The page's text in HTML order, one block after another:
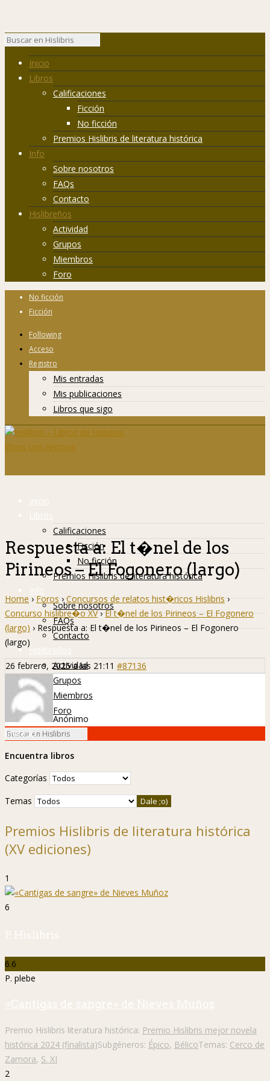
Inicio
Libros
Calificaciones
Ficción
No ficción
Premios Hislibris de literatura histórica
Info
Sobre nosotros
FAQs
Contacto
Hislibreños
Actividad
Grupos
Miembros
Foro
No ficción
Ficción
Following
Acceso
Registro
Mis entradas
Mis publicaciones
Libros que sigo
Inicio
Libros
Calificaciones
Ficción
No ficción
Premios Hislibris de literatura histórica
Info
Sobre nosotros
FAQs
Contacto
Hislibreños
Actividad
Grupos
Miembros
Foro
Respuesta a: El t�nel de los
Pirineos – El Fogonero (largo)
Home › Foros › Concursos de relatos hist�ricos Hislibris ›
Concurso hislibre�o XV › El t�nel de los Pirineos – El Fogonero
(largo) › Respuesta a: El t�nel de los Pirineos – El Fogonero
(largo)
26 febrero, 2025 a las 21:11 #87136
Anónimo
Invitado
Encuentra libros
Categorías
Temas
Premios Hislibris de literatura histórica
(XV ediciones)
1
6
P. Hislibris
6.6
P. plebe
«Cantigas de sangre» de Nieves Muñoz
Premio Hislibris literatura histórica: Premio Hislibris mejor novela
histórica 2024 (finalista)Subgéneros: Épico, BélicoTemas: Cerco de
Zamora, S. XI
2